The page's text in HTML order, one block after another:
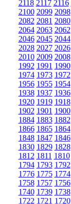
2118 2117 2116
2100 2099 2098
2082 2081 2080
2064 2063 2062
2046 2045 2044
2028 2027 2026
2010 2009 2008
1992 1991 1990
1974 1973 1972
1956 1955 1954
1938 1937 1936
1920 1919 1918
1902 1901 1900
1884 1883 1882
1866 1865 1864
1848 1847 1846
1830 1829 1828
1812 1811 1810
1794 1793 1792
1776 1775 1774
1758 1757 1756
1740 1739 1738
1722 1721 1720